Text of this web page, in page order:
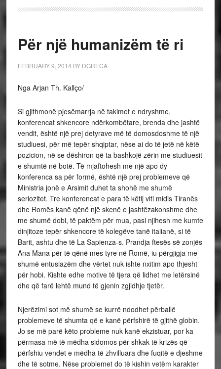
Për një humanizëm të ri
FEBRUARY 9, 2014 BY DGRECA
Nga Arjan Th. Kallço/
Si gjithmonë pjesëmarrja në takimet e ndryshme,
konferencat shkencore ndërkombëtare, brenda dhe jashtë
vendit, është një prej detyrave më të domosdoshme të një
studiuesi, për më tepër shqiptar, nëse ai do të jetë në këtë
pozicion, në se dëshiron që ta bashkojë zërin me studiuesit
e shumtë në botë. Të mjaftohesh me një apo dy
konferenca sa për formë, është një prej problemeve që
Ministria jonë e Arsimit duhet ta shohë me shumë
seriozitet. Tre konferencat e para të këtij viti midis Tiranës
dhe Romës kanë qënë një skenë e jashtëzakonshme dhe
me shumë dobi, të paktëm për mua, pasi njihesh me kumte
dinjitoze tepër shkencore të kolegëve tanë italianë, si të
Barit, ashtu dhe të La Sapienza-s. Prandja ftesës së zonjës
Ana Mana për të qënë mes tyre në Romë, iu përgjigja me
shumë entusiazëm dhe vërtet nuk ishte nxitim apo thjesht
për hobi. Kishte edhe motive të tjera që lidhet me letërsinë
dhe që farë lehtë mund të gjenin zgjidhje tjetër.
Njerëzimi sot më shumë se kurrë ndodhet përballë
problemeve të shumta që e kanë përfshirë të gjithë globin.
Jo se më parë këto probleme nuk kanë ekzistuar, por ka
përmasa më të mëdha sidomos për shkak të krizës që
përfshiu vendet e mëdha të zhvilluara dhe fuqitë e djeshme
dhe të sotme. Nëse problemet do të kishin vetëm karakter